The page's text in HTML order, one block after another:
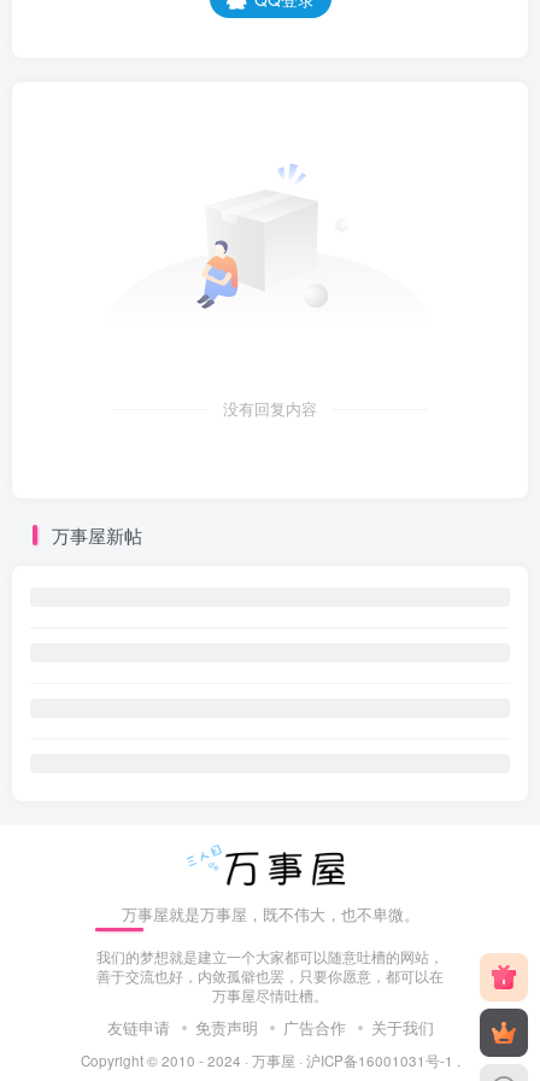
没有回复内容
万事屋新帖
万事屋就是万事屋，既不伟大，也不卑微。
我们的梦想就是建立一个大家都可以随意吐槽的网站，
善于交流也好，内敛孤僻也罢，只要你愿意，都可以在
万事屋尽情吐槽。
友链申请 免责声明 广告合作 关于我们
Copyright © 2010 - 2024 · 万事屋 · 沪ICP备16001031号-1